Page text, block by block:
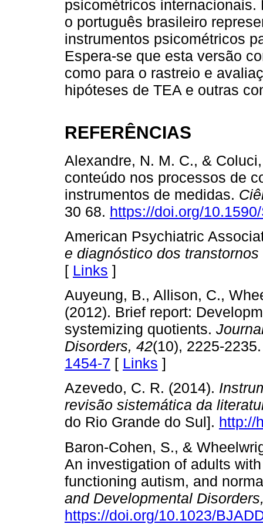
psicométricos
o português brasileiro
instrumentos psicométricos
Espera-se que esta versão
como para o rastreio e
hipóteses de TEA e outras
REFERÊNCIAS
Alexandre, N. M. C., &
conteúdo nos processos de
instrumentos de medidas.
30 68. https://doi.org/
American Psychiatric
e diagnóstico dos
[ Links ]
Auyeung, B., Allison, C.,
(2012). Brief report:
systemizing quotients.
Disorders, 42(10), 2225-
1454-7 [ Links ]
Azevedo, C. R. (2014).
revisão sistemática da
do Rio Grande do Sul]. http://
Baron-Cohen, S., &
An investigation of adults
functioning autism, and
and Developmental
https://doi.org/10.1023/